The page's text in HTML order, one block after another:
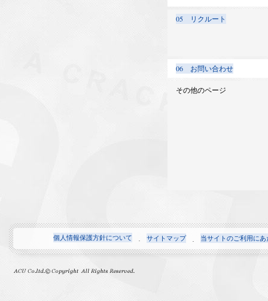
05 リクルート
06 お問い合わせ
その他のページ
個人情報保護方針について サイトマップ 当サイトのご利用に